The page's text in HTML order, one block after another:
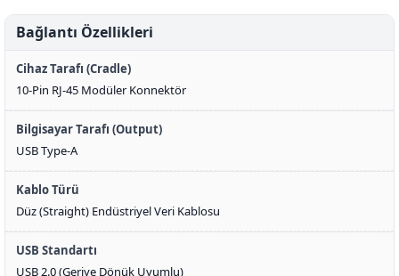
Bağlantı Özellikleri
Cihaz Tarafı (Cradle)
10-Pin RJ-45 Modüler Konnektör
Bilgisayar Tarafı (Output)
USB Type-A
Kablo Türü
Düz (Straight) Endüstriyel Veri Kablosu
USB Standartı
USB 2.0 (Geriye Dönük Uyumlu)